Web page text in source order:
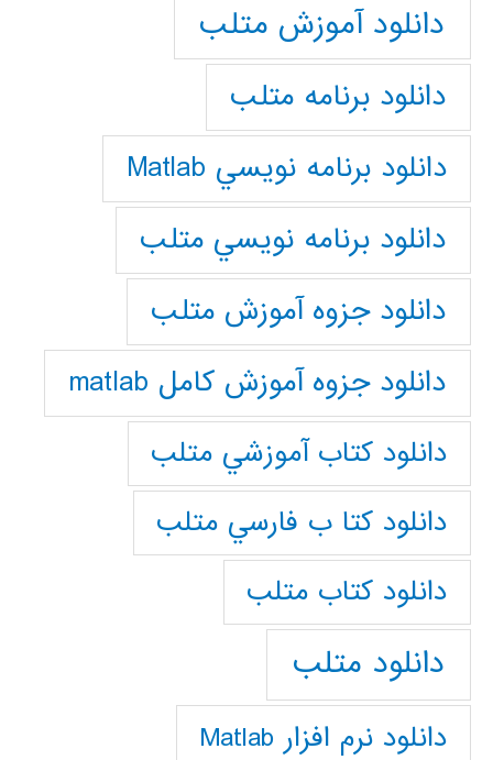
دانلود آموزش متلب
دانلود برنامه متلب
دانلود برنامه نويسي Matlab
دانلود برنامه نويسي متلب
دانلود جزوه آموزش متلب
دانلود جزوه آموزش کامل matlab
دانلود كتاب آموزشي متلب
دانلود كتا ب فارسي متلب
دانلود كتاب متلب
دانلود متلب
دانلود نرم افزار Matlab